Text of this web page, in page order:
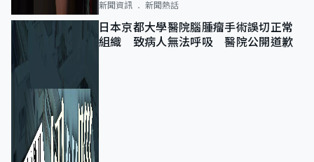
新聞資訊 新聞熱話
日本京都大學醫院腦腫瘤手術誤切正常
組織 致病人無法呼吸 醫院公開道歉